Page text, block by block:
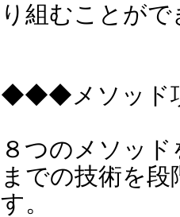
り組むことが
◆◆◆メソッ
８つのメソッ
までの技術を
す。